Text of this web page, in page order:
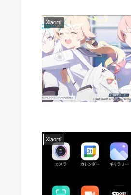
Xiaomi
Xiaomi